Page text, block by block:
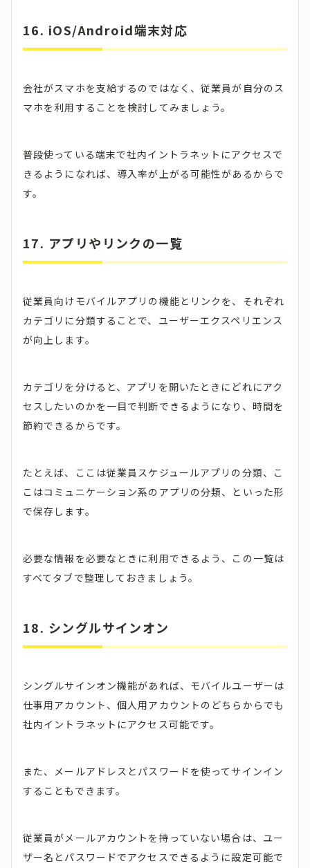
16. iOS/Android端末対応
会社がスマホを支給するのではなく、従業員が自分のス
マホを利用することを検討してみましょう。
普段使っている端末で社内イントラネットにアクセスで
きるようになれば、導入率が上がる可能性があるからで
す。
17. アプリやリンクの一覧
従業員向けモバイルアプリの機能とリンクを、それぞれ
カテゴリに分類することで、ユーザーエクスペリエンス
が向上します。
カテゴリを分けると、アプリを開いたときにどれにアク
セスしたいのかを一目で判断できるようになり、時間を
節約できるからです。
たとえば、ここは従業員スケジュールアプリの分類、こ
こはコミュニケーション系のアプリの分類、といった形
で保存します。
必要な情報を必要なときに利用できるよう、この一覧は
すべてタブで整理しておきましょう。
18. シングルサインオン
シングルサインオン機能があれば、モバイルユーザーは
仕事用アカウント、個人用アカウントのどちらからでも
社内イントラネットにアクセス可能です。
また、メールアドレスとパスワードを使ってサインイン
することもできます。
従業員がメールアカウントを持っていない場合は、ユー
ザー名とパスワードでアクセスできるように設定可能で